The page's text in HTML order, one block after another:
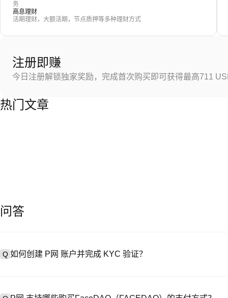
务
高息理财
活期理财，大额活期，节点质押等多种理财方式
注册即赚
今日注册解锁独家奖励，完成首次购买即可获得最高711
热门文章
问答
Q 如何创建 P网 账户并完成 KYC 验证？